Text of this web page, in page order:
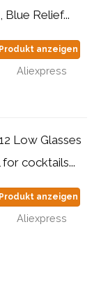
Relief...
Produkt anzeigen
Aliexpress
Low Glasses
cocktails...
Produkt anzeigen
Aliexpress